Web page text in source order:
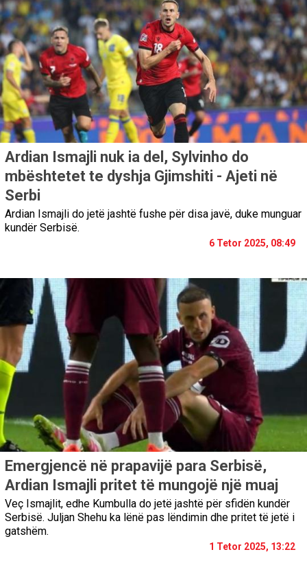
Ardian Ismajli nuk ia del, Sylvinho do
mbështetet te dyshja Gjimshiti - Ajeti në
Serbi
Ardian Ismajli do jetë jashtë fushe për disa javë, duke munguar
kundër Serbisë.
6 Tetor 2025, 08:49
Emergjencë në prapavijë para Serbisë,
Ardian Ismajli pritet të mungojë një muaj
Veç Ismajlit, edhe Kumbulla do jetë jashtë për sfidën kundër
Serbisë. Juljan Shehu ka lënë pas lëndimin dhe pritet të jetë i
gatshëm.
1 Tetor 2025, 13:22